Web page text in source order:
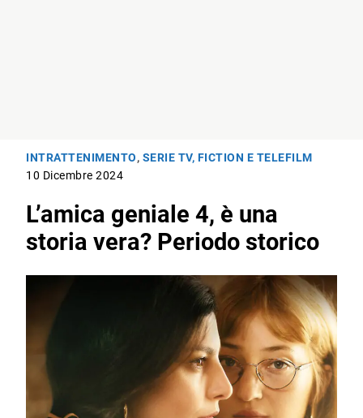
INTRATTENIMENTO, SERIE TV, FICTION E TELEFILM
10 Dicembre 2024
L’amica geniale 4, è una
storia vera? Periodo storico